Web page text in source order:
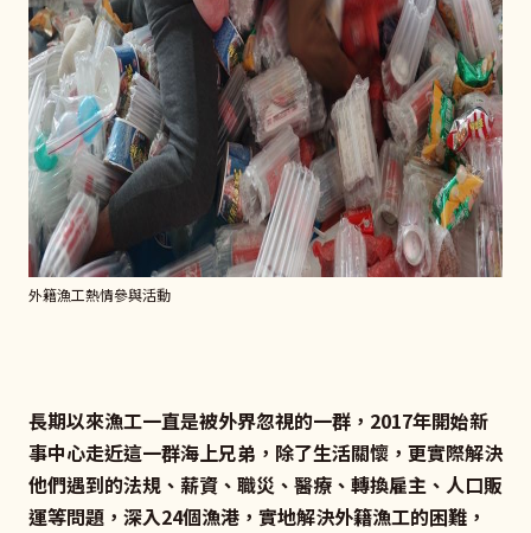
外籍漁工熱情參與活動
長期以來漁工一直是被外界忽視的一群，2017年開始新
事中心走近這一群海上兄弟，除了生活關懷，更實際解決
他們遇到的法規、薪資、職災、醫療、轉換雇主、人口販
運等問題，深入24個漁港，實地解決外籍漁工的困難，